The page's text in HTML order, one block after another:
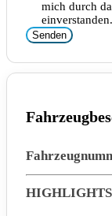
mich durch
einverstanden.
Senden